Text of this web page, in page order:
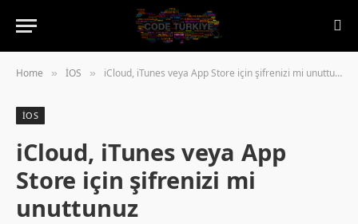
Home » İOS » iCloud, iTunes veya App Store için şifrenizi mi unuttunuz
İOS
iCloud, iTunes veya App
Store için şifrenizi mi
unuttunuz